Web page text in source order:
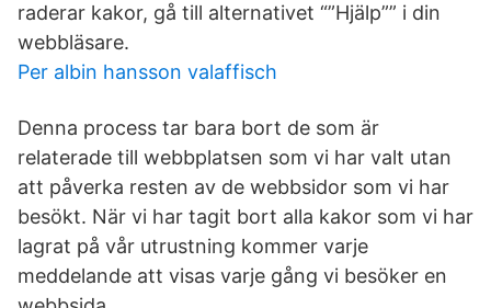
raderar kakor, gå till alternativet “”Hjälp”” i din
webbläsare.
Per albin hansson valaffisch
Denna process tar bara bort de som är
relaterade till webbplatsen som vi har valt utan
att påverka resten av de webbsidor som vi har
besökt. När vi har tagit bort alla kakor som vi har
lagrat på vår utrustning kommer varje
meddelande att visas varje gång vi besöker en